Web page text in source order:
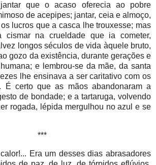
que o acaso oferecia ao pobre
de acepipes; jantar, ceia e almoço,
lucros que a casca lhe trouxesse; mas
cismar na crueldade que ia cometer,
longos séculos de vida àquele bruto,
gozo da existência, durante gerações e
e lembrou-se da mãe, da santa
lhe ensinava a ser caritativo com os
É certo que as mãos abandonaram a
de bondade; e a tartaruga, volvendo
rogada, lépida mergulhou no azul e se
***
Era um desses dias abrasadores